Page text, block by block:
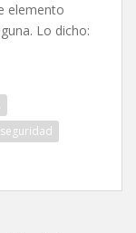
elemento
Lo dicho:
seguridad